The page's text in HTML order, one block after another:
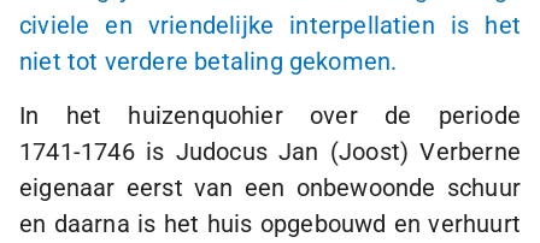
civiele en vriendelijke interpellatien is het
niet tot verdere betaling gekomen.
In het huizenquohier over de periode
1741-1746is Judocus Jan (Joost) Verberne
eigenaar eerst van een onbewoonde schuur
en daarna is het huis opgebouwd en verhuurt